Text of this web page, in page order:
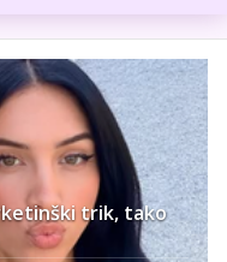
trik, tako